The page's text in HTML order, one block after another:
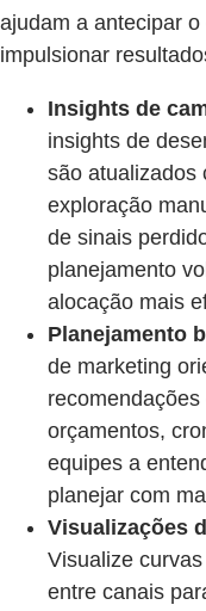
ajudam a antecipar
impulsionar
Insights de
insights de
são atualizados
exploração
de sinais
planejamento
alocação mais
Planejamento
de marketing
orçamentos,
equipes a
planejar com
Visualizações
Visualize
entre canais